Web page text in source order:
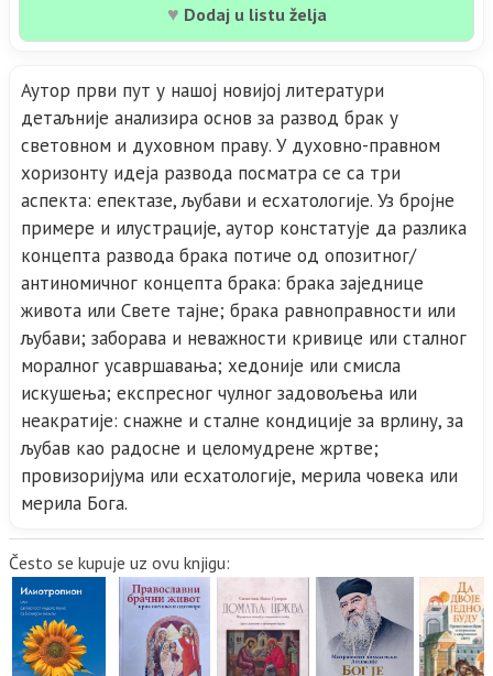
♥ Dodaj u listu želja
Аутор први пут у нашој новијој литератури
детаљније анализира основ за развод брак у
световном и духовном праву. У духовно-правном
хоризонту идеја развода посматра се са три
аспекта: епектазе, љубави и есхатологије. Уз бројне
примере и илустрације, аутор констатује да разлика
концепта развода брака потиче од опозитног/
антиномичног концепта брака: брака заједнице
живота или Свете тајне; брака равноправности или
љубави; заборава и неважности кривице или сталног
моралног усавршавања; хедоније или смисла
искушења; експресног чулног задовољења или
неакратије: снажне и сталне кондиције за врлину, за
љубав као радосне и целомудрене жртве;
провизоријума или есхатологије, мерила човека или
мерила Бога.
Često se kupuje uz ovu knjigu: